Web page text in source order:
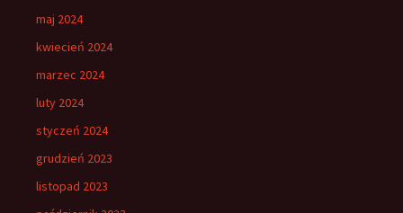
maj 2024
kwiecień 2024
marzec 2024
luty 2024
styczeń 2024
grudzień 2023
listopad 2023